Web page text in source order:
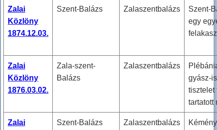
Zalai
Közlöny
1874.12.03.
Szent-Balázs Zalaszentbalázs
Szent-
egy
Zalai
Közlöny
1876.03.02.
Zala-szent-
Balázs
Zalaszentbalázs
gyász-
tisztelet
tartatott
Zalai
Szent-Balázs Zalaszentbalázs